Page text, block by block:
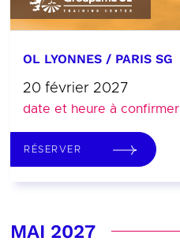
OL LYONNES / PARIS SG
20 février 2027
date et heure à confirmer
RÉSERVER
MAI 2027